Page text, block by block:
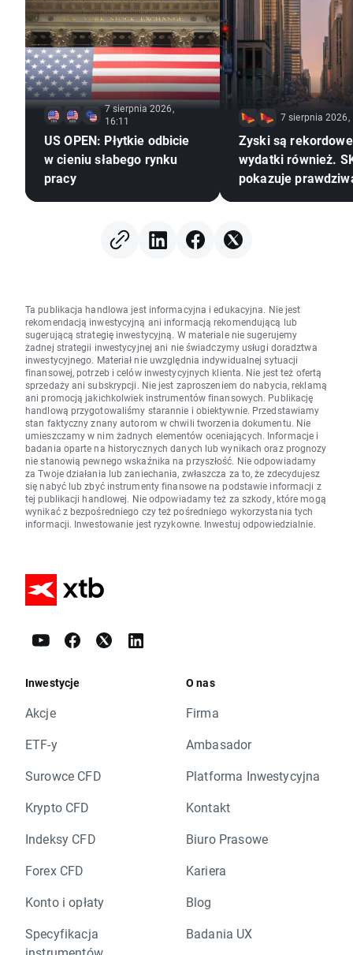
7 sierpnia 2026,
16:11
US OPEN: Płytkie odbicie
w cieniu słabego rynku
pracy
7 sierpnia 2026,
Zyski są
wydatki również.
pokazuje
Ta publikacja handlowa jest informacyjna i edukacyjna. Nie jest
rekomendacją inwestycyjną ani informacją rekomendującą lub
sugerującą strategię inwestycyjną. W materiale nie sugerujemy
żadnej strategii inwestycyjnej ani nie świadczymy usługi doradztwa
inwestycyjnego. Materiał nie uwzględnia indywidualnej sytuacji
finansowej, potrzeb i celów inwestycyjnych klienta. Nie jest też ofertą
sprzedaży ani subskrypcji. Nie jest zaproszeniem do nabycia, reklamą
ani promocją jakichkolwiek instrumentów finansowych. Publikację
handlową przygotowaliśmy starannie i obiektywnie. Przedstawiamy
stan faktyczny znany autorom w chwili tworzenia dokumentu. Nie
umieszczamy w nim żadnych elementów oceniających. Informacje i
badania oparte na historycznych danych lub wynikach oraz prognozy
nie stanowią pewnego wskaźnika na przyszłość. Nie odpowiadamy
za Twoje działania lub zaniechania, zwłaszcza za to, że zdecydujesz
się nabyć lub zbyć instrumenty finansowe na podstawie informacji z
tej publikacji handlowej. Nie odpowiadamy też za szkody, które mogą
wynikać z bezpośredniego czy też pośredniego wykorzystania tych
informacji. Inwestowanie jest ryzykowne. Inwestuj odpowiedzialnie.
Inwestycje
Akcje
ETF-y
Surowce CFD
Krypto CFD
Indeksy CFD
Forex CFD
Konto i opłaty
Specyfikacja
O nas
Firma
Ambasador
Platforma Inwestycyjna
Kontakt
Biuro Prasowe
Kariera
Blog
Badania UX